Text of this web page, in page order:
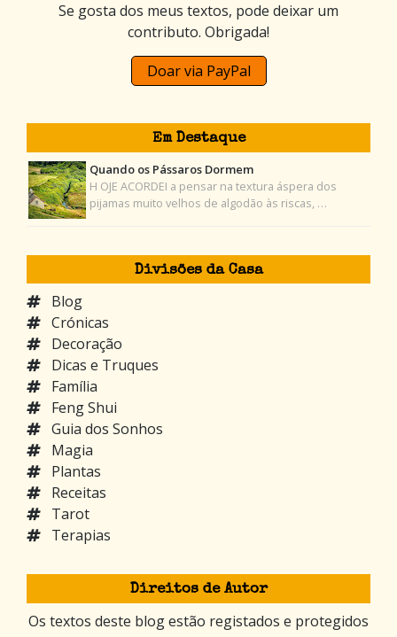
Se gosta dos meus textos, pode deixar um
contributo. Obrigada!
Doar via PayPal
Em Destaque
Quando os Pássaros Dormem
H OJE ACORDEI a pensar na textura áspera dos
pijamas muito velhos de algodão às riscas, …
Divisões da Casa
Blog
Crónicas
Decoração
Dicas e Truques
Família
Feng Shui
Guia dos Sonhos
Magia
Plantas
Receitas
Tarot
Terapias
Direitos de Autor
Os textos deste blog estão registados e protegidos